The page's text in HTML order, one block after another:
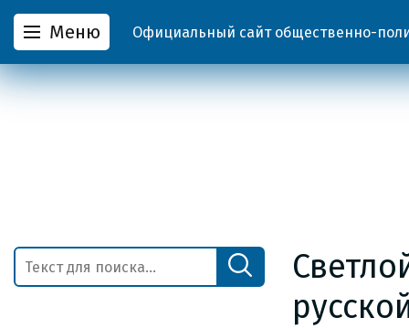
Меню Официальный сайт общественно-